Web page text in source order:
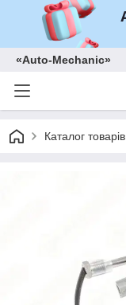
«Auto-Mechanic»
Каталог товарів